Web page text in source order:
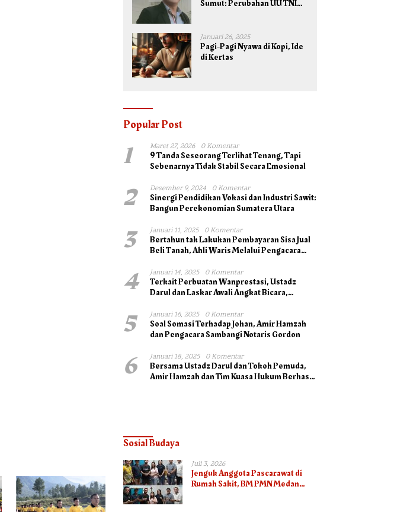
Sumut: Perubahan UU TNI
Kepentingan Negara dan
Bangsa
Januari 26, 2025
Pagi-Pagi Nyawa di Kopi, Ide
di Kertas
Popular Post
1 Maret 27, 2026 0 Komentar
9 Tanda Seseorang Terlihat Tenang, Tapi
Sebenarnya Tidak Stabil Secara Emosional
2 Desember 9, 2024 0 Komentar
Sinergi Pendidikan Vokasi dan Industri Sawit:
Bangun Perekonomian Sumatera Utara
3 Januari 11, 2025 0 Komentar
Bertahun tak Lakukan Pembayaran Sisa Jual
Beli Tanah, Ahli Waris Melalui Pengacara
4 Januari 14, 2025 0 Komentar
Terkait Perbuatan Wanprestasi, Ustadz
Darul dan Laskar Awali Angkat Bicara,
5 Januari 16, 2025 0 Komentar
Soal Somasi Terhadap Johan, Amir Hamzah
dan Pengacara Sambangi Notaris Gordon
6 Januari 18, 2025 0 Komentar
Bersama Ustadz Darul dan Tokoh Pemuda,
Amir Hamzah dan Tim Kuasa Hukum Berhasil
Sosial Budaya
Juli 3, 2026
Jenguk Anggota Pascarawat di
Rumah Sakit, BM PMN Medan